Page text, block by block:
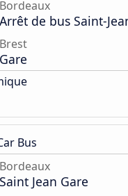
Bordeaux
Arrêt de bus Saint-
Brest
Gare
Bus
Bordeaux
Saint Jean Gare